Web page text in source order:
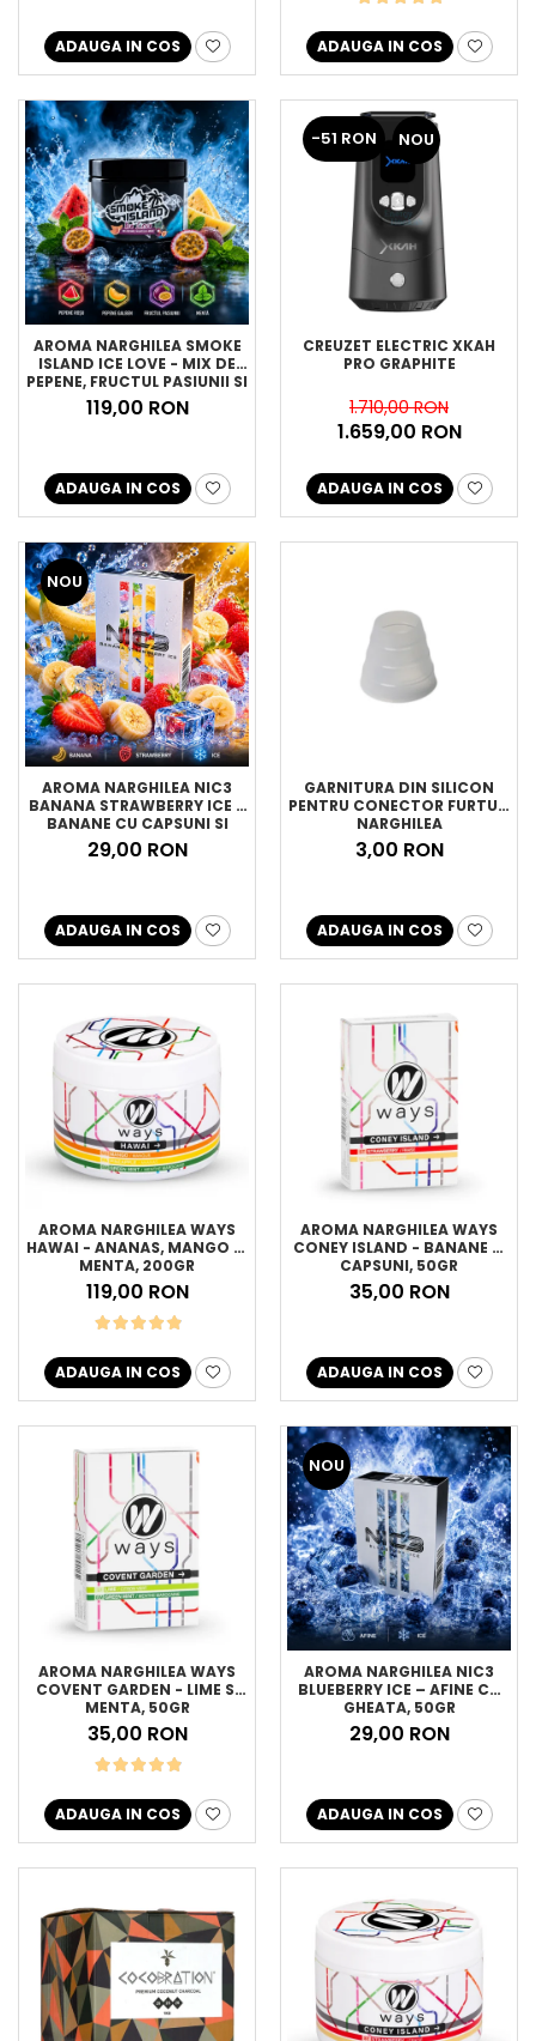
ADAUGA IN COS ADAUGA IN COS
AROMA NARGHILEA SMOKE
ISLAND ICE LOVE - MIX DE
PEPENE, FRUCTUL PASIUNII SI
MENTA, 200GR
119,00 RON
ADAUGA IN COS
-51 RON NOU
CREUZET ELECTRIC XKAH
PRO GRAPHITE
1.710,00 RON
1.659,00 RON
ADAUGA IN COS
NOU
AROMA NARGHILEA NIC3
BANANA STRAWBERRY ICE –
BANANE CU CAPSUNI SI
GHEATA, 50GR
29,00 RON
ADAUGA IN COS
GARNITURA DIN SILICON
PENTRU CONECTOR FURTUN
NARGHILEA
3,00 RON
ADAUGA IN COS
AROMA NARGHILEA WAYS
HAWAI - ANANAS, MANGO SI
MENTA, 200GR
119,00 RON
ADAUGA IN COS
AROMA NARGHILEA WAYS
CONEY ISLAND - BANANE SI
CAPSUNI, 50GR
35,00 RON
ADAUGA IN COS
AROMA NARGHILEA WAYS
COVENT GARDEN - LIME SI
MENTA, 50GR
35,00 RON
ADAUGA IN COS
NOU
AROMA NARGHILEA NIC3
BLUEBERRY ICE – AFINE CU
GHEATA, 50GR
29,00 RON
ADAUGA IN COS